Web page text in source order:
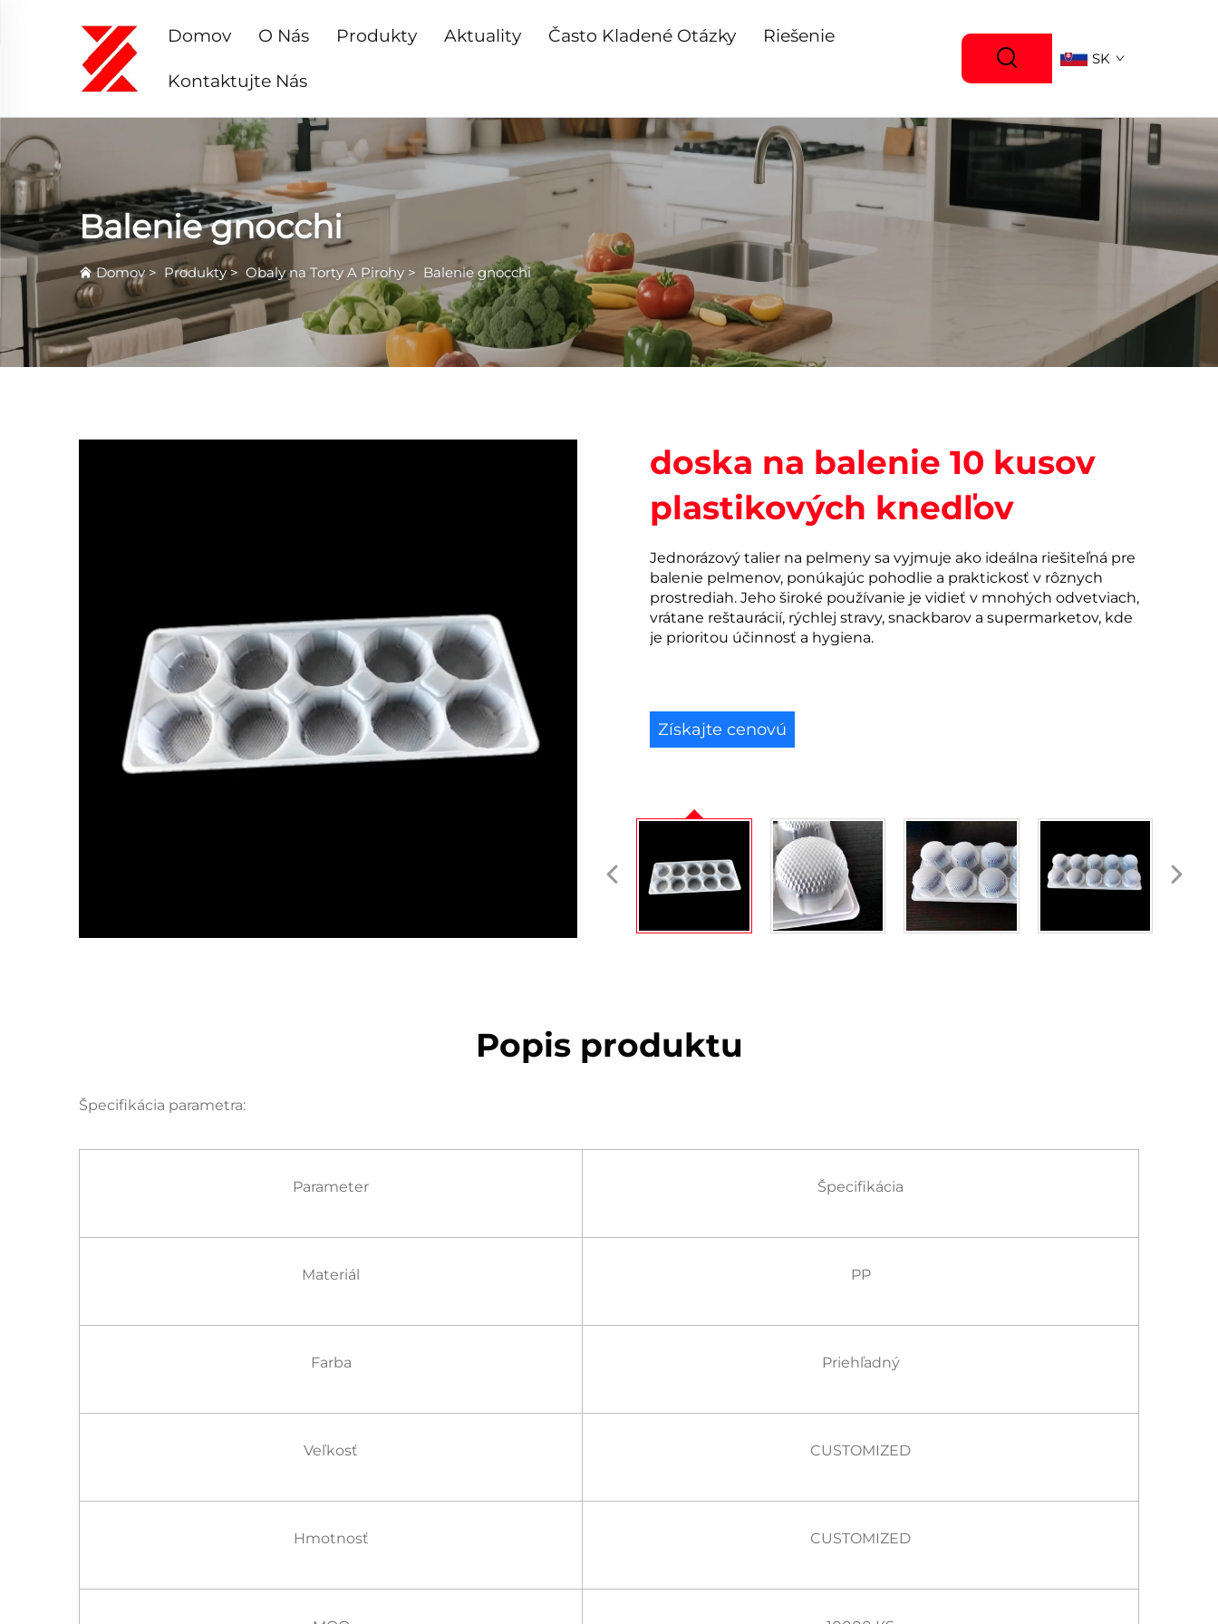
Domov O Nás Produkty Aktuality Často Kladené Otázky Riešenie
Kontaktujte Nás
SK
Balenie gnocchi
Domov> Produkty> Obaly na Torty A Pirohy > Balenie gnocchi
doska na balenie 10 kusov
plastikových knedľov
Jednorázový talier na pelmeny sa vyjmuje ako ideálna riešiteľná pre
balenie pelmenov, ponúkajúc pohodlie a praktickosť v rôznych
prostrediah. Jeho široké používanie je vidieť v mnohých odvetviach,
vrátane reštaurácií, rýchlej stravy, snackbarov a supermarketov, kde
je prioritou účinnosť a hygiena.
Získajte cenovú
Popis produktu
Špecifikácia parametra:
Parameter Špecifikácia
Materiál PP
Farba Priehľadný
Veľkosť CUSTOMIZED
Hmotnosť CUSTOMIZED